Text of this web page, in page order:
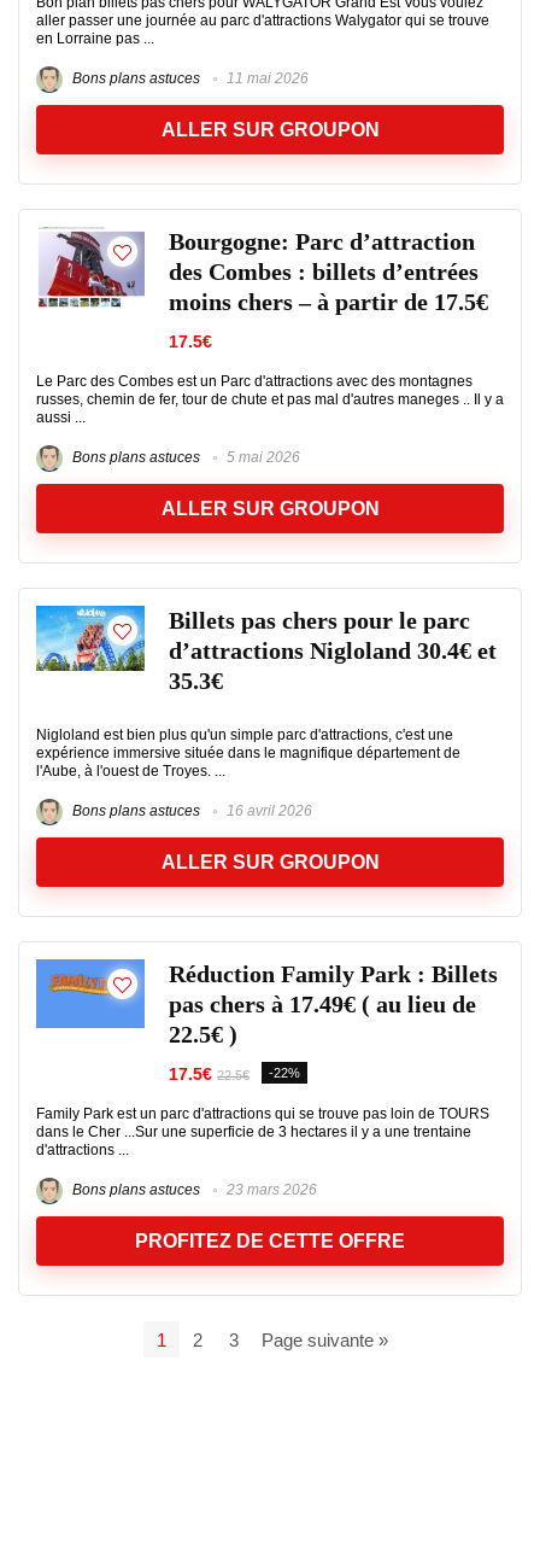
aller passer une journée au parc d'attractions Walygator qui se trouve
en Lorraine pas ...
Bons plans astuces 11 mai 2026
ALLER SUR GROUPON
Bourgogne: Parc d’attraction
des Combes : billets d’entrées
moins chers – à partir de 17.5€
17.5€
Le Parc des Combes est un Parc d'attractions avec des montagnes
russes, chemin de fer, tour de chute et pas mal d'autres maneges .. Il y a
aussi ...
Bons plans astuces 5 mai 2026
ALLER SUR GROUPON
Billets pas chers pour le parc
d’attractions Nigloland 30.4€ et
35.3€
Nigloland est bien plus qu'un simple parc d'attractions, c'est une
expérience immersive située dans le magnifique département de
l'Aube, à l'ouest de Troyes. ...
Bons plans astuces 16 avril 2026
ALLER SUR GROUPON
Réduction Family Park : Billets
pas chers à 17.49€ ( au lieu de
22.5€ )
17.5€ 22.5€ -22%
Family Park est un parc d'attractions qui se trouve pas loin de TOURS
dans le Cher ...Sur une superficie de 3 hectares il y a une trentaine
d'attractions ...
Bons plans astuces 23 mars 2026
PROFITEZ DE CETTE OFFRE
1 2 3 Page suivante »